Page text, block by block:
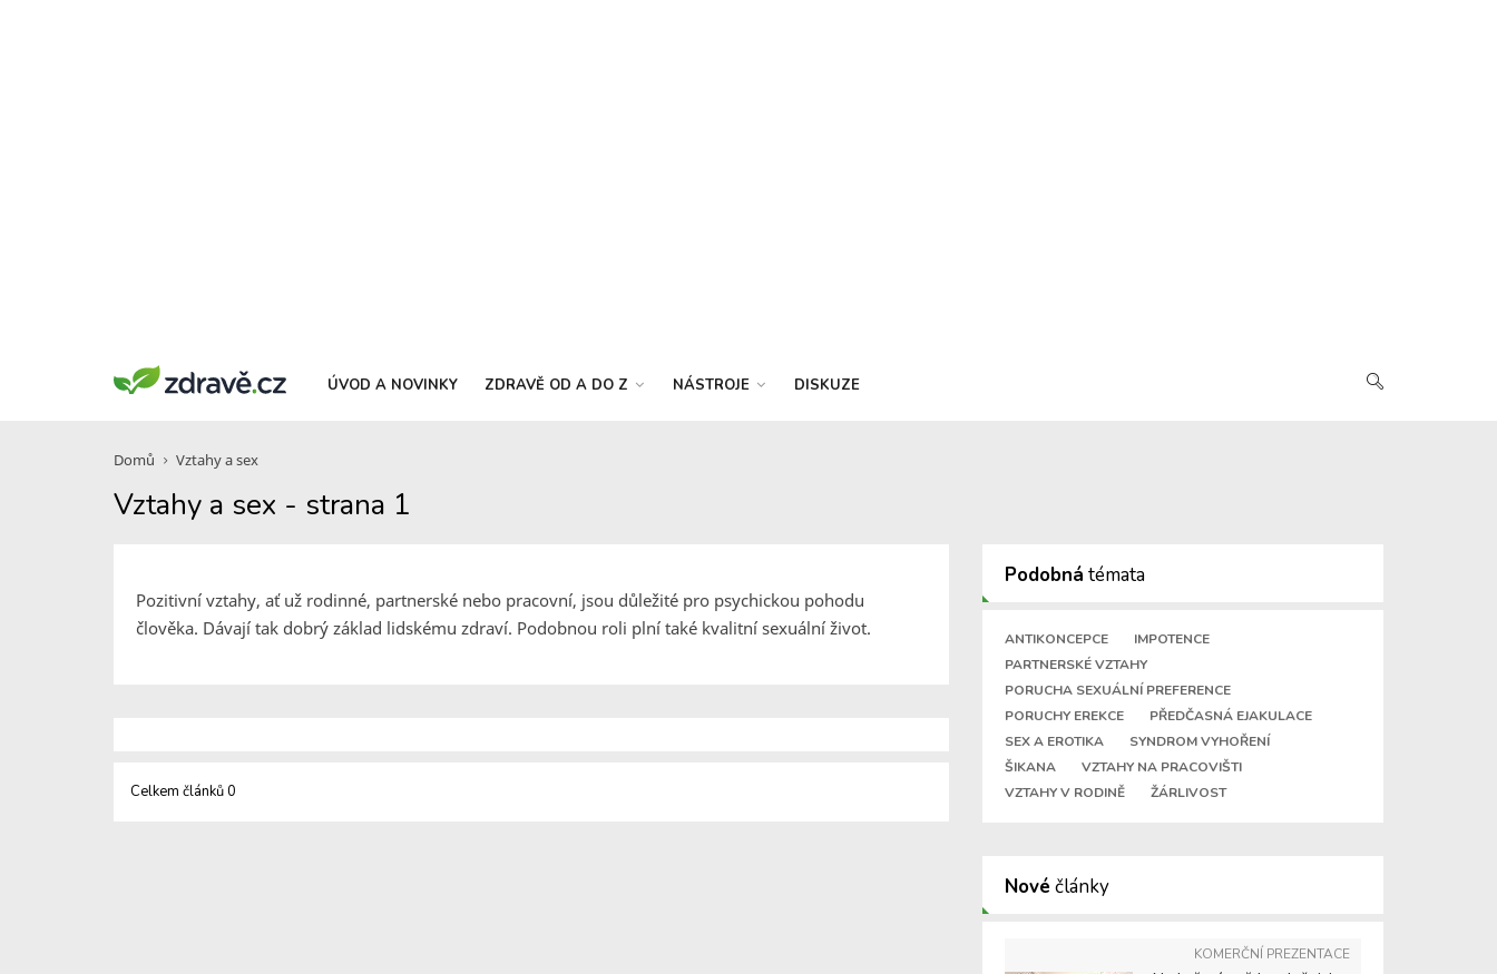
ÚVOD A NOVINKY ZDRAVĚ OD A DO Z NÁSTROJE DISKUZE
Domů Vztahy a sex
Vztahy a sex - strana 1
Pozitivní vztahy, ať už rodinné, partnerské nebo pracovní, jsou důležité pro psychickou pohodu
člověka. Dávají tak dobrý základ lidskému zdraví. Podobnou roli plní také kvalitní sexuální život.
Celkem článků 0
Podobná témata
ANTIKONCEPCE
IMPOTENCE
PARTNERSKÉ VZTAHY
PORUCHA SEXUÁLNÍ PREFERENCE
PORUCHY EREKCE
PŘEDČASNÁ EJAKULACE
SEX A EROTIKA
SYNDROM VYHOŘENÍ
ŠIKANA
VZTAHY NA PRACOVIŠTI
VZTAHY V RODINĚ
ŽÁRLIVOST
Nové články
KOMERČNÍ PREZENTACE